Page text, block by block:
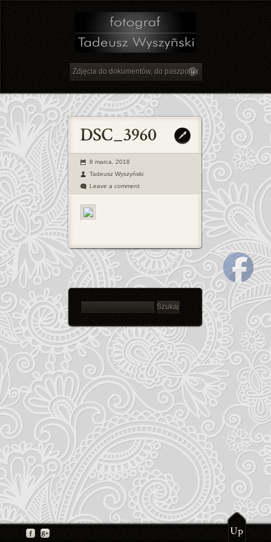
8 marca, 2018
Tadeusz Wyszyński
Leave a comment